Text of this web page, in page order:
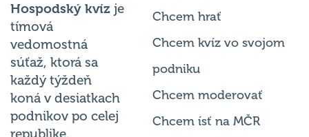
Hospodský kvíz je
tímová
vedomostná
súťaž, ktorá sa
každý týždeň
koná v desiatkach
podnikov po celej
Chcem hrať
Chcem kvíz vo svojom
podniku
Chcem moderovať
Chcem ísť na MČR